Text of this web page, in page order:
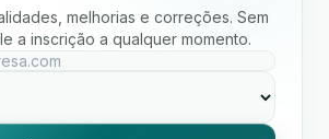
melhorias e correções. Sem
a inscrição a qualquer momento.